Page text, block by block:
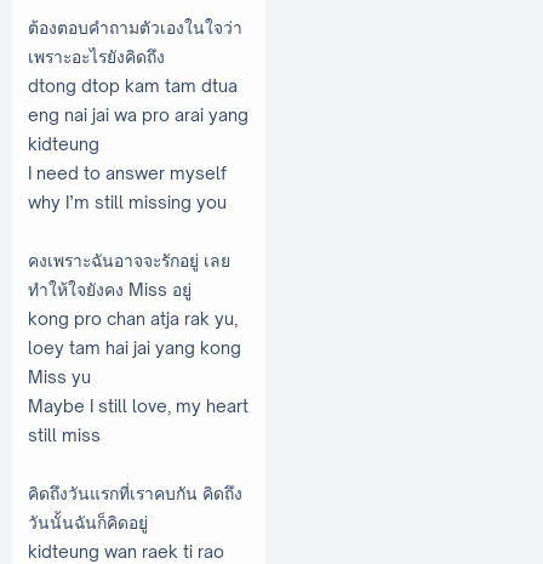
ต้องตอบคำถามตัวเองในใจว่า
เพราะอะไรยังคิดถึง
dtong dtop kam tam dtua
eng nai jai wa pro arai yang
kidteung
I need to answer myself
why I’m still missing you
คงเพราะฉันอาจจะรักอยู่ เลย
ทำให้ใจยังคง Miss อยู่
kong pro chan atja rak yu,
loey tam hai jai yang kong
Miss yu
Maybe I still love, my heart
still miss
คิดถึงวันแรกที่เราคบกัน คิดถึง
วันนั้นฉันก็คิดอยู่
kidteung wan raek ti rao